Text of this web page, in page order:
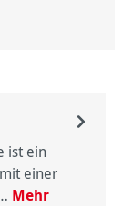
ist ein
einer
Mehr